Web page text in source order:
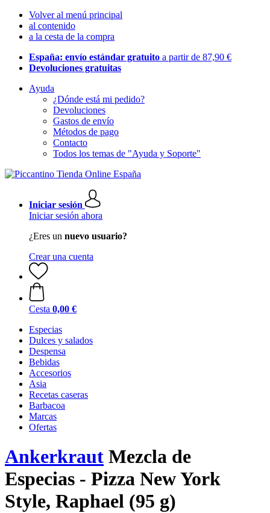
Volver al menú principal
al contenido
a la cesta de la compra
España: envío estándar gratuito a partir de 87,90 €
Devoluciones gratuitas
Ayuda
¿Dónde está mi pedido?
Devoluciones
Gastos de envío
Métodos de pago
Contacto
Todos los temas de "Ayuda y Soporte"
Iniciar sesión
Iniciar sesión ahora
¿Eres un nuevo usuario?
Crear una cuenta
Cesta 0,00 €
Especias
Dulces y salados
Despensa
Bebidas
Accesorios
Asia
Recetas caseras
Barbacoa
Marcas
Ofertas
Ankerkraut Mezcla de
Especias - Pizza New York
Style, Raphael (95 g)